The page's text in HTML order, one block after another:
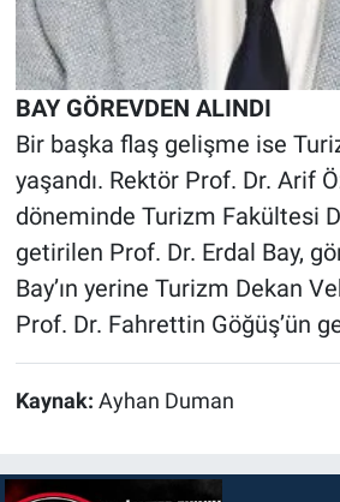
BAY GÖREVDEN ALINDI
Bir başka flaş gelişme ise
yaşandı. Rektör Prof. Dr. Arif
döneminde Turizm Fakültesi
getirilen Prof. Dr. Erdal Bay,
Bay’ın yerine Turizm Dekan
Prof. Dr. Fahrettin Göğüş’ün
Kaynak: Ayhan Duman